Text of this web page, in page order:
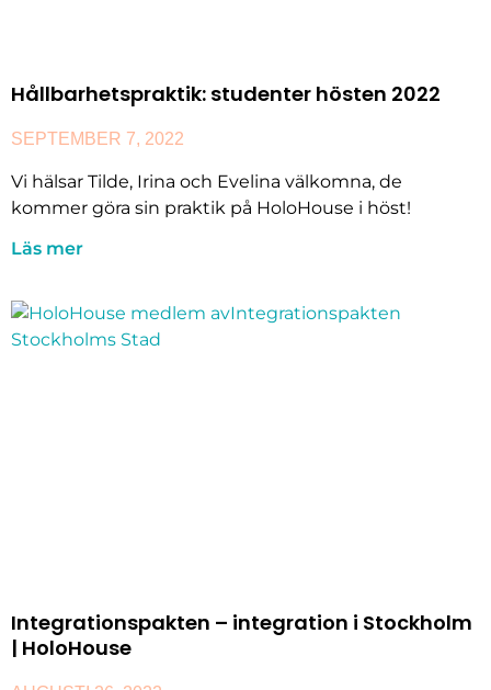
Hållbarhetspraktik: studenter hösten 2022
SEPTEMBER 7, 2022
Vi hälsar Tilde, Irina och Evelina välkomna, de
kommer göra sin praktik på HoloHouse i höst!
Läs mer
Integrationspakten – integration i Stockholm
| HoloHouse